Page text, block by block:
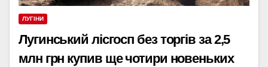
ЛУГІНИ
Лугинський лісгосп без торгів за 2,5
млн грн купив ще чотири новеньких